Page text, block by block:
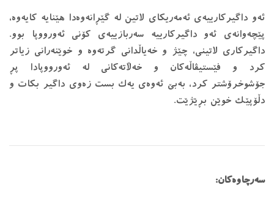
ئەو داگیرکارییەی ئەمەریکای لاتین لە گێڕانەوەدا هێنایە کایەوە،
پێچەوانەی ئەو داگیرکارییە سەربازییەی کۆنی ئەورووپا بوو.
داگیرکاری لاتینی، چێژ و خەیاڵدانی گرتەوە و خوێنەرانی زیاتر
کرد و فێستیڤاڵەکان و خەڵاتەکانی لە ئەورووپادا پڕ
جۆشوخرۆشتر کرد، بەبێ ئەوەی یەک بست زەوی داگیر بکات و
دڵۆپێک خوێن بڕێژێت.
سەرچاوەكان: